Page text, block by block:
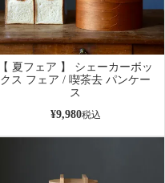
【 夏フェア 】 シェーカーボッ
クス フェア / 喫茶去 パンケー
ス
¥9,980税込